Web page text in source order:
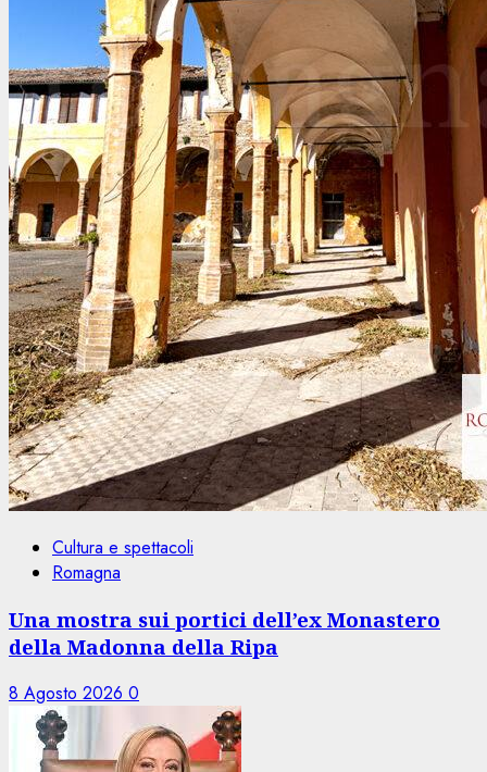
Cultura e spettacoli
Romagna
Una mostra sui portici dell’ex Monastero
della Madonna della Ripa
8 Agosto 2026 0